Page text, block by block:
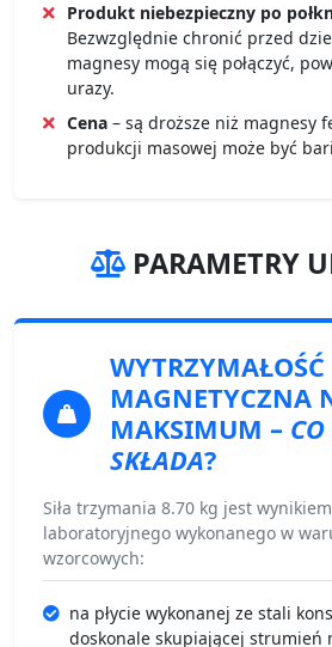
Produkt niebezpieczny po
Bezwzględnie chronić przed
magnesy mogą się połączyć,
urazy.
Cena – są droższe niż magnesy
produkcji masowej może być
PARAMETRY
WYTRZYMAŁOŚĆ
MAGNETYCZNA
MAKSIMUM –
SKŁADA?
Siła trzymania 8.70 kg jest
laboratoryjnego wykonanego w
wzorcowych:
na płycie wykonanej ze stali
doskonale skupiającej strumień